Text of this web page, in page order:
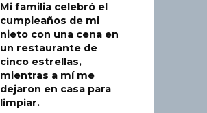
Mi familia celebró el
cumpleaños de mi
nieto con una cena en
un restaurante de
cinco estrellas,
mientras a mí me
dejaron en casa para
limpiar.